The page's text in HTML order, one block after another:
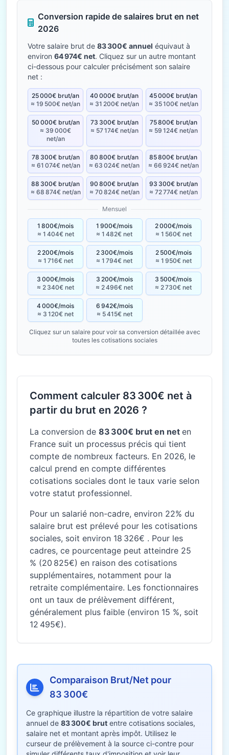
Conversion rapide de salaires brut en net
2026
Votre salaire brut de 83 300€ annuel équivaut à
environ 64 974€ net. Cliquez sur un autre montant
ci-dessous pour calculer précisément son salaire
net :
25 000€ brut/an
≈ 19 500€ net/an
40 000€ brut/an
≈ 31 200€ net/an
45 000€ brut/an
≈ 35 100€ net/an
50 000€ brut/an
≈ 39 000€
net/an
73 300€ brut/an
≈ 57 174€ net/an
75 800€ brut/an
≈ 59 124€ net/an
78 300€ brut/an
≈ 61 074€ net/an
80 800€ brut/an
≈ 63 024€ net/an
85 800€ brut/an
≈ 66 924€ net/an
88 300€ brut/an
≈ 68 874€ net/an
90 800€ brut/an
≈ 70 824€ net/an
93 300€ brut/an
≈ 72 774€ net/an
Mensuel
1 800€/mois
≈ 1 404€ net
1 900€/mois
≈ 1 482€ net
2 000€/mois
≈ 1 560€ net
2 200€/mois
≈ 1 716€ net
2 300€/mois
≈ 1 794€ net
2 500€/mois
≈ 1 950€ net
3 000€/mois
≈ 2 340€ net
3 200€/mois
≈ 2 496€ net
3 500€/mois
≈ 2 730€ net
4 000€/mois
≈ 3 120€ net
6 942€/mois
≈ 5 415€ net
Cliquez sur un salaire pour voir sa conversion détaillée avec
toutes les cotisations sociales
Comment calculer 83 300€ net à
partir du brut en 2026 ?
La conversion de 83 300€ brut en net en
France suit un processus précis qui tient
compte de nombreux facteurs. En 2026, le
calcul prend en compte différentes
cotisations sociales dont le taux varie selon
votre statut professionnel.
Pour un salarié non-cadre, environ 22% du
salaire brut est prélevé pour les cotisations
sociales, soit environ 18 326€ . Pour les
cadres, ce pourcentage peut atteindre 25
% (20 825€) en raison des cotisations
supplémentaires, notamment pour la
retraite complémentaire. Les fonctionnaires
ont un taux de prélèvement différent,
généralement plus faible (environ 15 %, soit
12 495€).
Comparaison Brut/Net pour
83 300€
Ce graphique illustre la répartition de votre salaire
annuel de 83 300€ brut entre cotisations sociales,
salaire net et montant après impôt. Utilisez le
curseur de prélèvement à la source ci-contre pour